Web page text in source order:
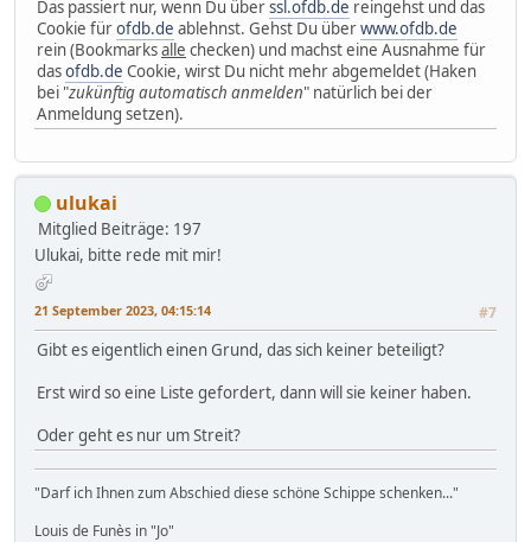
Das passiert nur, wenn Du überssl.ofdb.de reingehst und das
Cookie fürofdb.de ablehnst. Gehst Du überwww.ofdb.de
rein (Bookmarksalle checken) und machst eine Ausnahme für
dasofdb.de Cookie, wirst Du nicht mehr abgemeldet (Haken
bei "zukünftig automatisch anmelden" natürlich bei der
Anmeldung setzen).
ulukai
Mitglied Beiträge: 197
Ulukai, bitte rede mit mir!
21 September 2023, 04:15:14 #7
Gibt es eigentlich einen Grund, das sich keiner beteiligt?
Erst wird so eine Liste gefordert, dann will sie keiner haben.
Oder geht es nur um Streit?
"Darf ich Ihnen zum Abschied diese schöne Schippe schenken..."
Louis de Funès in "Jo"